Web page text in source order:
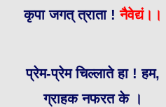
कृपा जगत् त्राता ! नैवेद्यं।।
प्रेम-प्रेम चिल्लाते हा ! हम,
ग्राहक नफरत के ।